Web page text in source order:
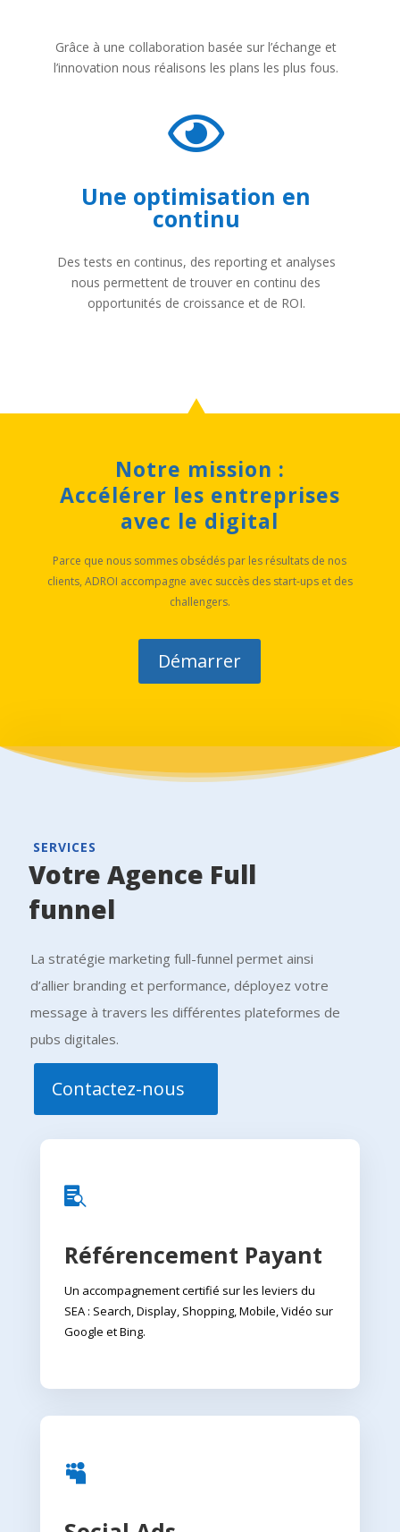
Grâce à une collaboration basée sur l’échange et
l’innovation nous réalisons les plans les plus fous.

Une optimisation en
continu
Des tests en continus, des reporting et analyses
nous permettent de trouver en continu des
opportunités de croissance et de ROI.
Notre mission :
Accélérer les entreprises
avec le digital
Parce que nous sommes obsédés par les résultats de nos
clients, ADROI accompagne avec succès des start-ups et des
challengers.
Démarrer
SERVICES
Votre Agence Full
funnel
La stratégie marketing full-funnel permet ainsi
d’allier branding et performance, déployez votre
message à travers les différentes plateformes de
pubs digitales.
Contactez-nous

Référencement Payant
Un accompagnement certifié sur les leviers du
SEA : Search, Display, Shopping, Mobile, Vidéo sur
Google et Bing.
